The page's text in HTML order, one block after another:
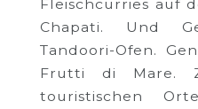
Fleischcurries auf
Chapati. Und
Tandoori-Ofen.
Frutti di Mare.
touristischen